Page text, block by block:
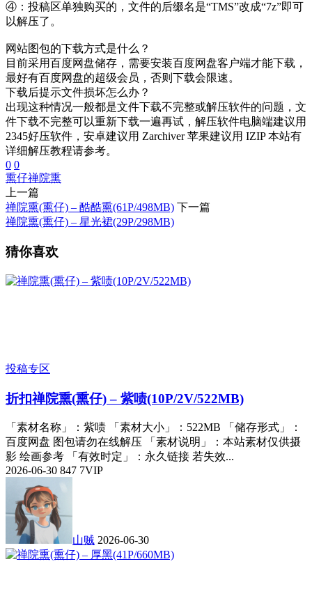
④：投稿区单独购买的，文件的后缀名是“TMS”改成“7z”即可
以解压了。
网站图包的下载方式是什么？
目前采用百度网盘储存，需要安装百度网盘客户端才能下载，
最好有百度网盘的超级会员，否则下载会限速。
下载后提示文件损坏怎么办？
出现这种情况一般都是文件下载不完整或解压软件的问题，文
件下载不完整可以重新下载一遍再试，解压软件电脑端建议用
2345好压软件，安卓建议用 Zarchiver 苹果建议用 IZIP 本站有
详细解压教程请参考。
0 0
熏仔禅院熏
上一篇
禅院熏(熏仔) – 酷酷熏(61P/498MB) 下一篇
禅院熏(熏仔) – 星光裙(29P/298MB)
猜你喜欢
投稿专区
折扣禅院熏(熏仔) – 紫啧(10P/2V/522MB)
「素材名称」：紫啧 「素材大小」：522MB 「储存形式」：
百度网盘 图包请勿在线解压 「素材说明」：本站素材仅供摄
影 绘画参考 「有效时定」：永久链接 若失效...
2026-06-30 847 7VIP
山贼 2026-06-30